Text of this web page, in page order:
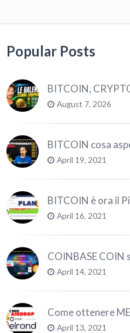
Popular Posts
August 7, 2026
April 19, 2021
April 16, 2021
April 14, 2021
April 13, 2021